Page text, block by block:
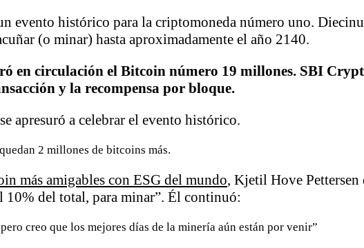
evento histórico para la criptomoneda número uno.
(o minar) hasta aproximadamente el año 2140.
en circulación el Bitcoin número 19 millones. SBI
y la recompensa por bloque.
apresuró a celebrar el evento histórico.
2 millones de bitcoins más.
más amigables con ESG del mundo, Kjetil Hove
10% del total, para minar”. Él continuó:
creo que los mejores días de la minería aún están por venir”